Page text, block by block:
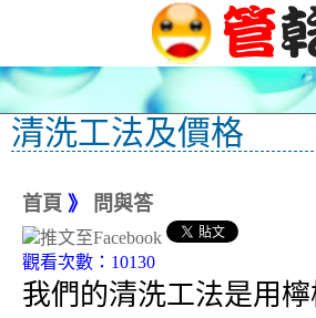
清洗工法及價格
首頁 》 問與答
觀看次數：10130
我們的清洗工法是用